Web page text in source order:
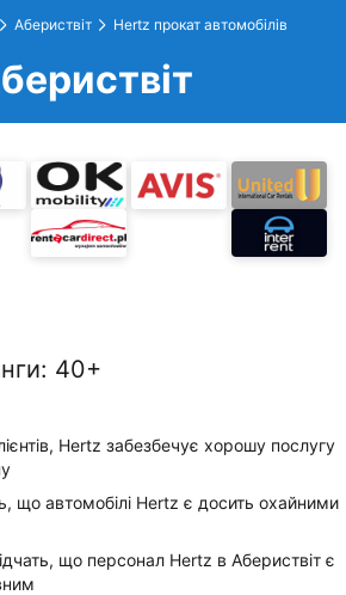
Абериствіт Hertz прокат автомобілів
: 40+
Hertz забезбечує хорошу послугу
що автомобілі Hertz є досить охайними
що персонал Hertz в Абериствіт є